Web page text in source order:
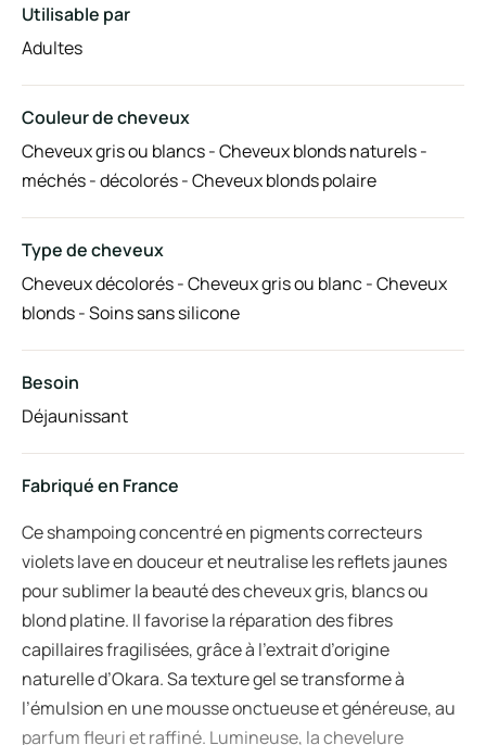
Utilisable par
Adultes
Couleur de cheveux
Cheveux gris ou blancs - Cheveux blonds naturels -
méchés - décolorés - Cheveux blonds polaire
Type de cheveux
Cheveux décolorés - Cheveux gris ou blanc - Cheveux
blonds - Soins sans silicone
Besoin
Déjaunissant
Fabriqué en France
Ce shampoing concentré en pigments correcteurs
violets lave en douceur et neutralise les reflets jaunes
pour sublimer la beauté des cheveux gris, blancs ou
blond platine. Il favorise la réparation des fibres
capillaires fragilisées, grâce à l’extrait d’origine
naturelle d’Okara. Sa texture gel se transforme à
l’émulsion en une mousse onctueuse et généreuse, au
parfum fleuri et raffiné. Lumineuse, la chevelure